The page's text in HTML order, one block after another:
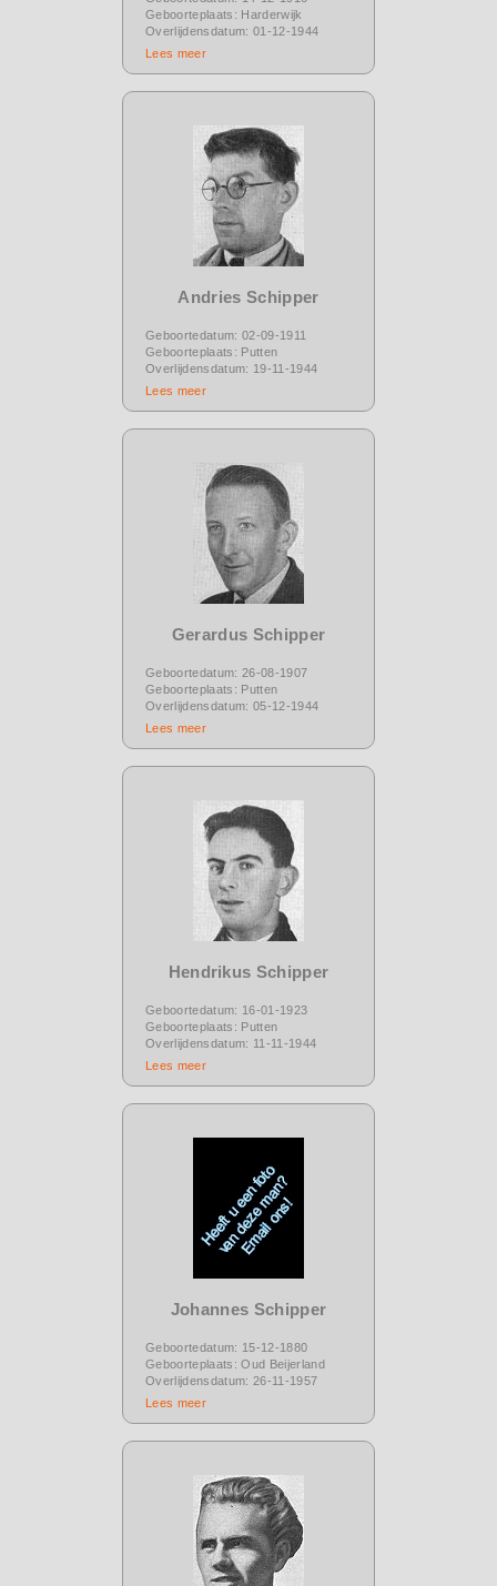
Geboorteplaats: Harderwijk
Overlijdensdatum: 01-12-1944
Lees meer
Andries Schipper
Geboortedatum: 02-09-1911
Geboorteplaats: Putten
Overlijdensdatum: 19-11-1944
Lees meer
Gerardus Schipper
Geboortedatum: 26-08-1907
Geboorteplaats: Putten
Overlijdensdatum: 05-12-1944
Lees meer
Hendrikus Schipper
Geboortedatum: 16-01-1923
Geboorteplaats: Putten
Overlijdensdatum: 11-11-1944
Lees meer
Johannes Schipper
Geboortedatum: 15-12-1880
Geboorteplaats: Oud Beijerland
Overlijdensdatum: 26-11-1957
Lees meer